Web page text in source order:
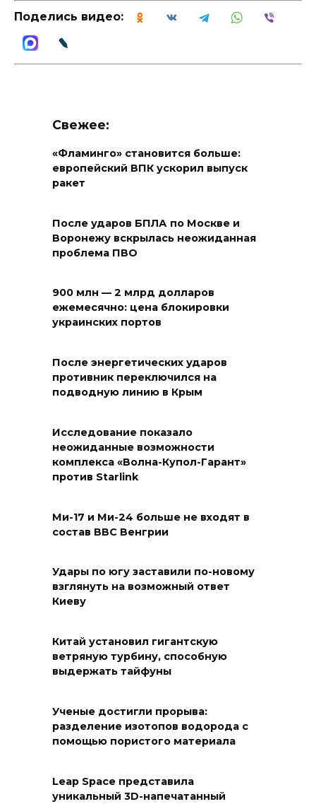
Поделись видео:
Свежее:
«Фламинго» становится больше:
европейский ВПК ускорил выпуск
ракет
После ударов БПЛА по Москве и
Воронежу вскрылась неожиданная
проблема ПВО
900 млн — 2 млрд долларов
ежемесячно: цена блокировки
украинских портов
После энергетических ударов
противник переключился на
подводную линию в Крым
Исследование показало
неожиданные возможности
комплекса «Волна-Купол-Гарант»
против Starlink
Ми-17 и Ми-24 больше не входят в
состав ВВС Венгрии
Удары по югу заставили по-новому
взглянуть на возможный ответ
Киеву
Китай установил гигантскую
ветряную турбину, способную
выдержать тайфуны
Ученые достигли прорыва:
разделение изотопов водорода с
помощью пористого материала
Leap Space представила
уникальный 3D-напечатанный